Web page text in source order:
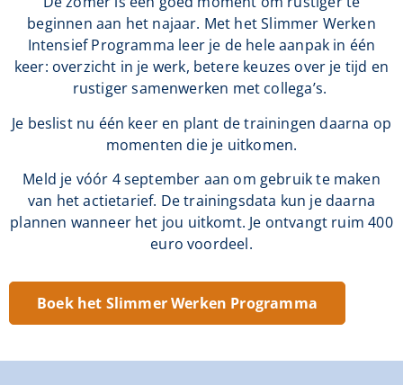
beginnen aan het najaar. Met het Slimmer Werken
Intensief Programma leer je de hele aanpak in één
keer: overzicht in je werk, betere keuzes over je tijd en
rustiger samenwerken met collega’s.
Je beslist nu één keer en plant de trainingen daarna op
momenten die je uitkomen.
Meld je vóór 4 september aan om gebruik te maken
van het actietarief. De trainingsdata kun je daarna
plannen wanneer het jou uitkomt. Je ontvangt ruim 400
euro voordeel.
Boek het Slimmer Werken Programma